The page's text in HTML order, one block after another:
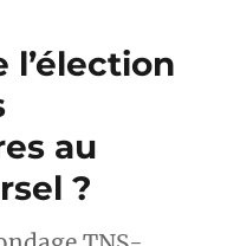
l’élection
au
?